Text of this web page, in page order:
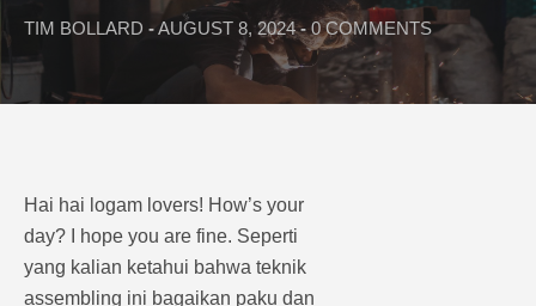
TIM BOLLARD -AUGUST 8, 2024-0 COMMENTS
Hai hai logam lovers! How’s your
day? I hope you are fine. Seperti
yang kalian ketahui bahwa teknik
assembling ini bagaikan paku dan